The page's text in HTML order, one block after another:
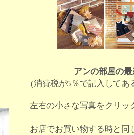
アンの部屋の
(消費税が5％で記入してあ
左右の小さな写真をクリッ
お店でお買い物する時と同